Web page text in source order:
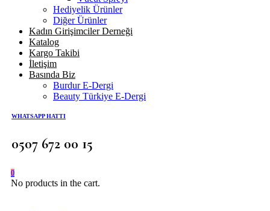
Hediyelik Ürünler
Diğer Ürünler
Kadın Girişimciler Derneği
Katalog
Kargo Takibi
İletişim
Basında Biz
Burdur E-Dergi
Beauty Türkiye E-Dergi
WHATSAPP HATTI
0507 672 00 15
0
No products in the cart.